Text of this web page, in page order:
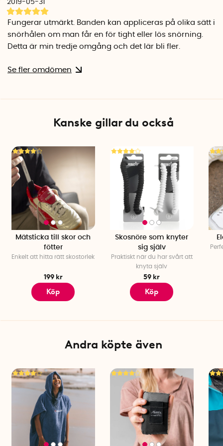
2019-05-31
Fungerar utmärkt. Banden kan appliceras på olika sätt i
snörhålen om man får en för tight eller lös snörning.
Detta är min tredje omgång och det lär bli fler.
Se fler omdömen
Kanske gillar du också
Mätsticka till skor och
fötter
Enkelt att hitta rätt skostorlek
199 kr
Köp
Skosnöre som knyter
sig själv
Praktiskt när du har svårt att
knyta själv
59 kr
Köp
Andra köpte även